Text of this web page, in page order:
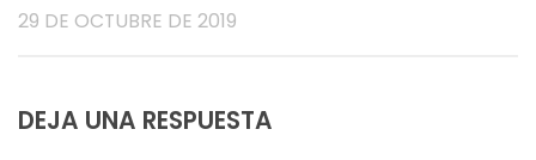
29 DE OCTUBRE DE 2019
DEJA UNA RESPUESTA